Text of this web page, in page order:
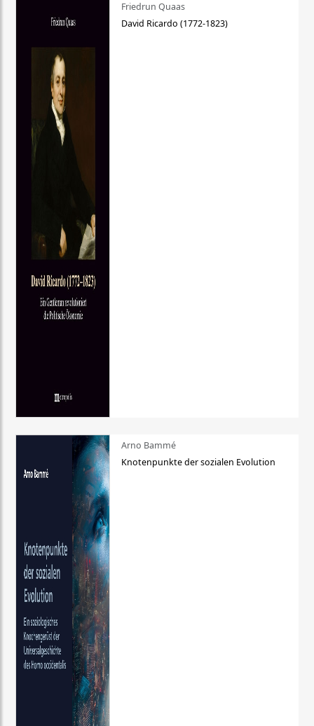
Friedrun Quaas
David Ricardo (1772-1823)
Arno Bammé
Knotenpunkte der sozialen Evolution